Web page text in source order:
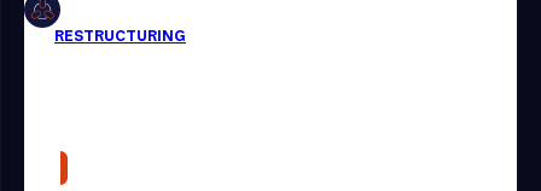
Presse